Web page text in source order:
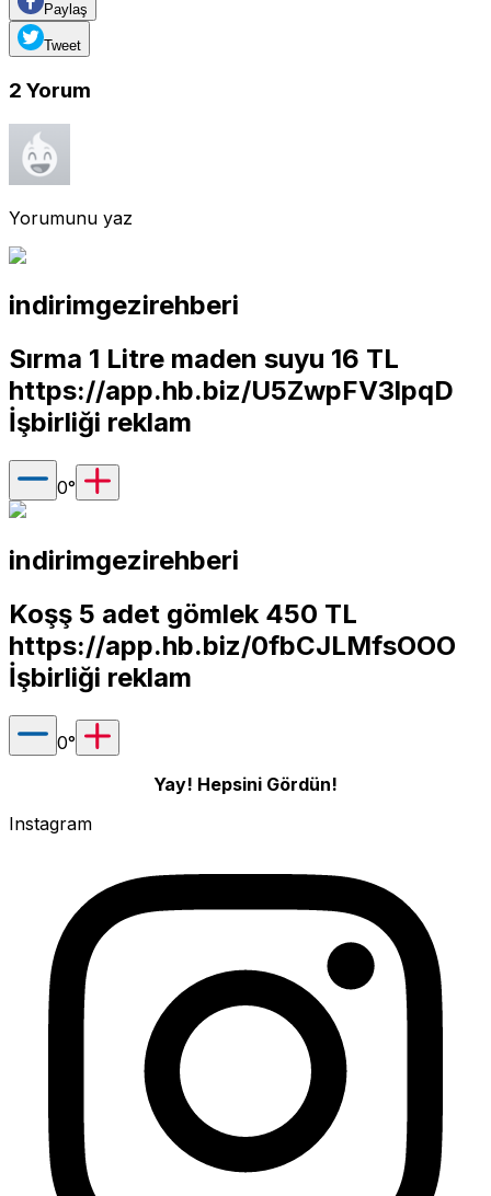
Paylaş
Tweet
2 Yorum
Yorumunu yaz
indirimgezirehberi
Sırma 1 Litre maden suyu 16 TL
https://app.hb.biz/U5ZwpFV3lpqD
İşbirliği reklam
0°
indirimgezirehberi
Koşş 5 adet gömlek 450 TL
https://app.hb.biz/0fbCJLMfsOOO
İşbirliği reklam
0°
Yay! Hepsini Gördün!
Instagram